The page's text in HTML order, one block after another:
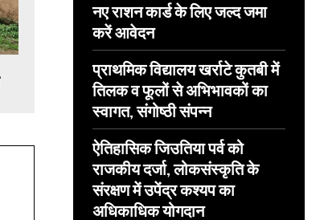
नए राशन कार्ड के लिए जल्द जमा
करें आवेदन
प्राथमिक विद्यालय खर्राटे कुतबी में
तिलक व फूलों से अभिभावकों का
स्वागत, संगोष्ठी संपन्न
ऐतिहासिक जिउतिया पर्व को
राजकीय दर्जा, लोकसंस्कृति के
संरक्षण में उपेंद्र कश्यप का
अधिकाधिक योगदान